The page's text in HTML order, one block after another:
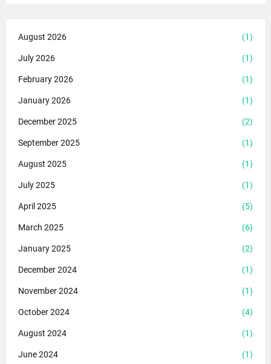
August 2026 (1)
July 2026 (1)
February 2026 (1)
January 2026 (1)
December 2025 (2)
September 2025 (1)
August 2025 (1)
July 2025 (1)
April 2025 (5)
March 2025 (6)
January 2025 (2)
December 2024 (1)
November 2024 (1)
October 2024 (4)
August 2024 (1)
June 2024 (1)